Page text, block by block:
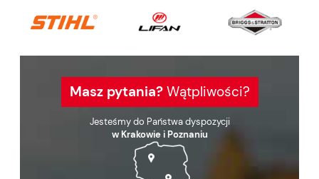
Masz pytania?Wątpliwości?
Jesteśmy do Państwa dyspozycji
w Krakowie i Poznaniu